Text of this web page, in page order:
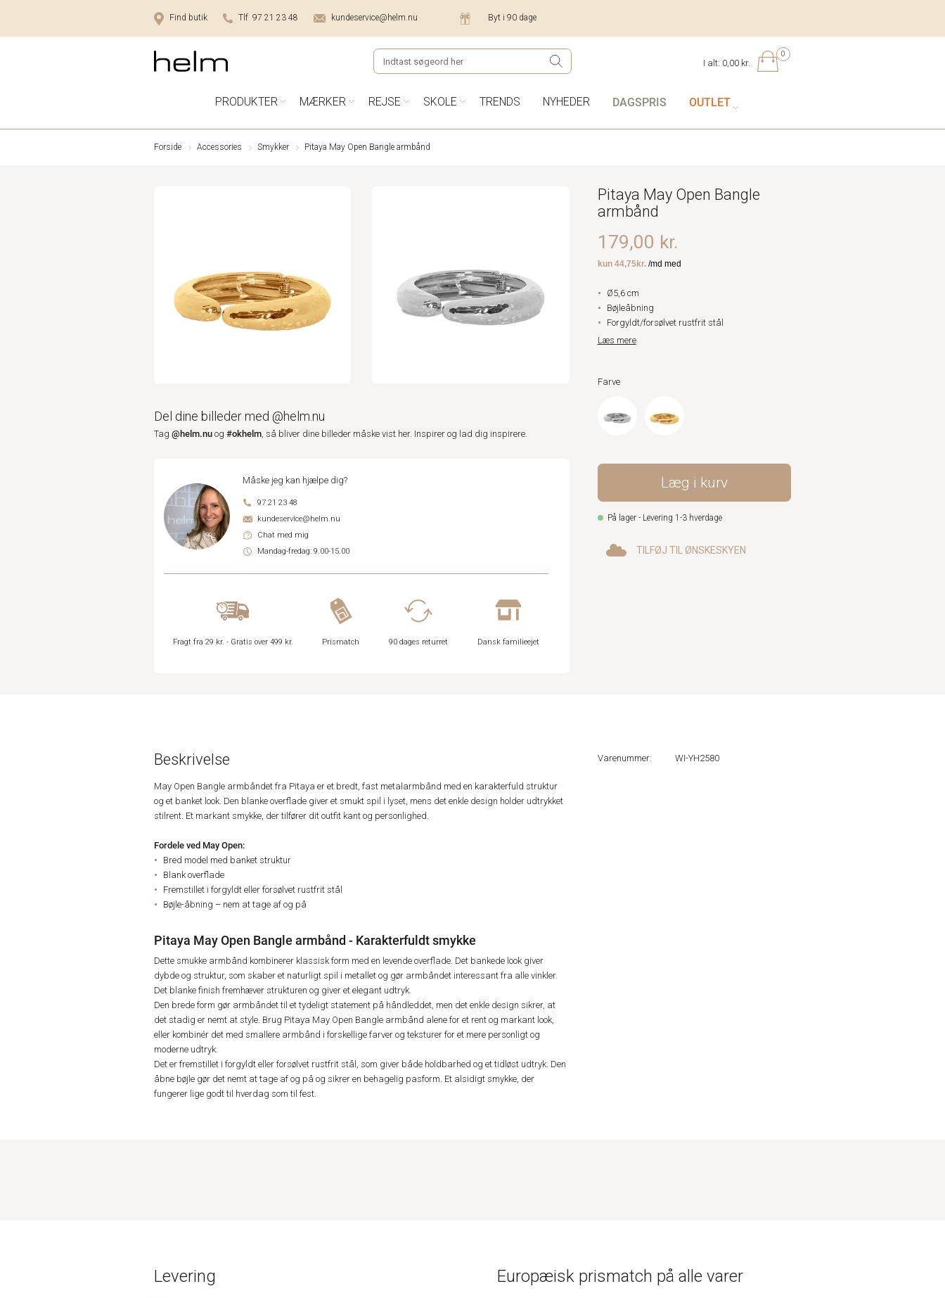
Find butik Tlf 97 21 23 48 kundeservice@helm.nu Byt i 90 dage
0
I alt: 0,00 kr.
PRODUKTER MÆRKER REJSE SKOLE TRENDS NYHEDER DAGSPRIS OUTLET
Forside Accessories Smykker Pitaya May Open Bangle armbånd
Del dine billeder med @helm.nu
Tag @helm.nu og #okhelm, så bliver dine billeder måske vist her. Inspirer og lad dig inspirere.
Måske jeg kan hjælpe dig?
97 21 23 48
kundeservice@helm.nu
Chat med mig
Mandag-fredag: 9.00-15.00
Fragt fra 29 kr. - Gratis over 499 kr. Prismatch 90 dages returret Dansk familieejet
Pitaya May Open Bangle
armbånd
179,00 kr.
Ø5,6 cm
Bøjleåbning
Forgyldt/forsølvet rustfrit stål
Læs mere
Farve
Læg i kurv
På lager - Levering 1-3 hverdage
TILFØJ TIL ØNSKESKYEN
Beskrivelse
May Open Bangle armbåndet fra Pitaya er et bredt, fast metalarmbånd med en karakterfuld struktur
og et banket look. Den blanke overflade giver et smukt spil i lyset, mens det enkle design holder udtrykket
stilrent. Et markant smykke, der tilfører dit outfit kant og personlighed.
Fordele ved May Open:
Bred model med banket struktur
Blank overflade
Fremstillet i forgyldt eller forsølvet rustfrit stål
Bøjle-åbning – nem at tage af og på
Pitaya May Open Bangle armbånd - Karakterfuldt smykke
Dette smukke armbånd kombinerer klassisk form med en levende overflade. Det bankede look giver
dybde og struktur, som skaber et naturligt spil i metallet og gør armbåndet interessant fra alle vinkler.
Det blanke finish fremhæver strukturen og giver et elegant udtryk.
Den brede form gør armbåndet til et tydeligt statement på håndleddet, men det enkle design sikrer, at
det stadig er nemt at style. Brug Pitaya May Open Bangle armbånd alene for et rent og markant look,
eller kombinér det med smallere armbånd i forskellige farver og teksturer for et mere personligt og
moderne udtryk.
Det er fremstillet i forgyldt eller forsølvet rustfrit stål, som giver både holdbarhed og et tidløst udtryk. Den
åbne bøjle gør det nemt at tage af og på og sikrer en behagelig pasform. Et alsidigt smykke, der
fungerer lige godt til hverdag som til fest.
Varenummer: WI-YH2580
Levering Europæisk prismatch på alle varer